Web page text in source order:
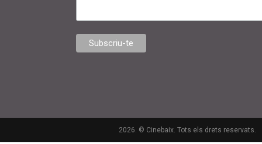
2026. © Cinebaix. Tots els drets reservats.